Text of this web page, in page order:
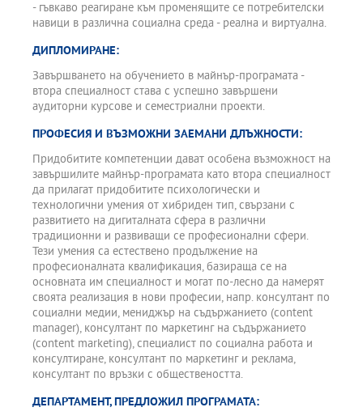
- гъвкаво реагиране към променящите се потребителски
навици в различна социална среда - реална и виртуална.
ДИПЛОМИРАНЕ:
Завършването на обучението в майнър-програмата -
втора специалност става с успешно завършени
аудиторни курсове и семестриални проекти.
ПРОФЕСИЯ И ВЪЗМОЖНИ ЗАЕМАНИ ДЛЪЖНОСТИ:
Придобитите компетенции дават особена възможност на
завършилите майнър-програмата като втора специалност
да прилагат придобитите психологически и
технологични умения от хибриден тип, свързани с
развитието на дигиталната сфера в различни
традиционни и развиващи се професионални сфери.
Тези умения са естествено продължение на
професионалната квалификация, базираща се на
основната им специалност и могат по-лесно да намерят
своята реализация в нови професии, напр. консултант по
социални медии, мениджър на съдържанието (content
manager), консултант по маркетинг на съдържанието
(content marketing), специалист по социална работа и
консултиране, консултант по маркетинг и реклама,
консултант по връзки с обществеността.
ДЕПАРТАМЕНТ, ПРЕДЛОЖИЛ ПРОГРАМАТА: